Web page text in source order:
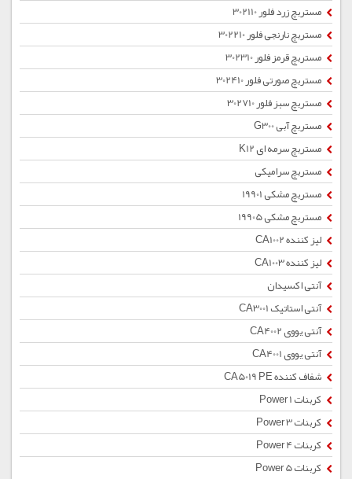
مستربچ زرد فلور 302110
مستربچ نارنجی فلور 302210
مستربچ قرمز فلور 302310
مستربچ صورتی فلور 302410
مستربچ سبز فلور 302710
مستربچ آبی G300
مستربچ سرمه ای K12
مستربچ سرامیکی
مستربچ مشکی 19901
مستربچ مشکی 19905
لیز کننده CA1002
لیز کننده CA1003
آنتی اکسیدان
آنتی استاتیک CA3001
آنتی یووی CA4002
آنتی یووی CA4001
شفاف کننده CA5019 PE
کربنات Power 1
کربنات Power 3
کربنات Power 4
کربنات Power 5